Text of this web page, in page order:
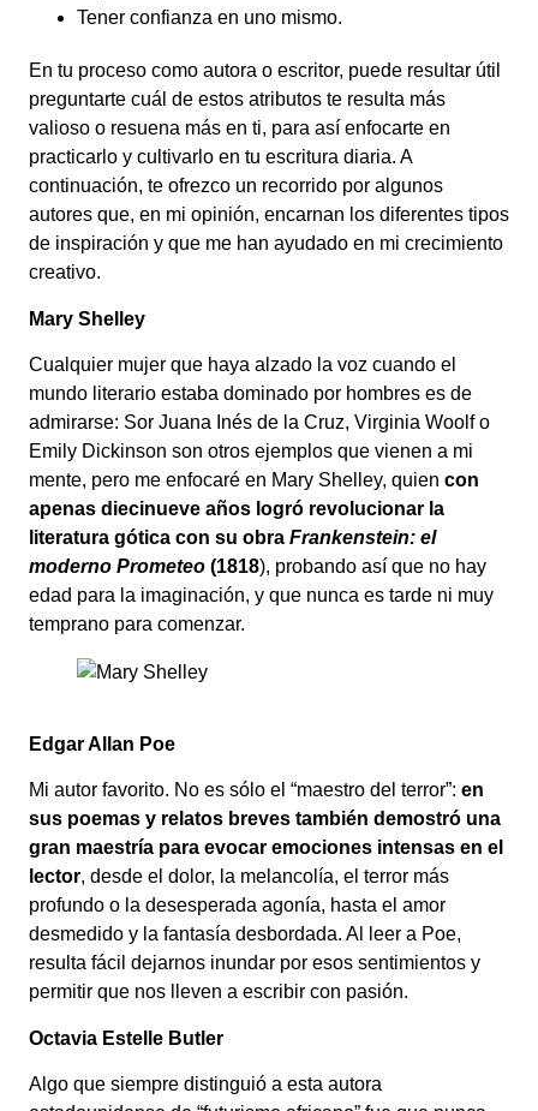
Tener confianza en uno mismo.
En tu proceso como autora o escritor, puede resultar útil
preguntarte cuál de estos atributos te resulta más
valioso o resuena más en ti, para así enfocarte en
practicarlo y cultivarlo en tu escritura diaria. A
continuación, te ofrezco un recorrido por algunos
autores que, en mi opinión, encarnan los diferentes tipos
de inspiración y que me han ayudado en mi crecimiento
creativo.
Mary Shelley
Cualquier mujer que haya alzado la voz cuando el
mundo literario estaba dominado por hombres es de
admirarse: Sor Juana Inés de la Cruz, Virginia Woolf o
Emily Dickinson son otros ejemplos que vienen a mi
mente, pero me enfocaré en Mary Shelley, quien con
apenas diecinueve años logró revolucionar la
literatura gótica con su obra Frankenstein: el
moderno Prometeo (1818), probando así que no hay
edad para la imaginación, y que nunca es tarde ni muy
temprano para comenzar.
Edgar Allan Poe
Mi autor favorito. No es sólo el “maestro del terror”: en
sus poemas y relatos breves también demostró una
gran maestría para evocar emociones intensas en el
lector, desde el dolor, la melancolía, el terror más
profundo o la desesperada agonía, hasta el amor
desmedido y la fantasía desbordada. Al leer a Poe,
resulta fácil dejarnos inundar por esos sentimientos y
permitir que nos lleven a escribir con pasión.
Octavia Estelle Butler
Algo que siempre distinguió a esta autora